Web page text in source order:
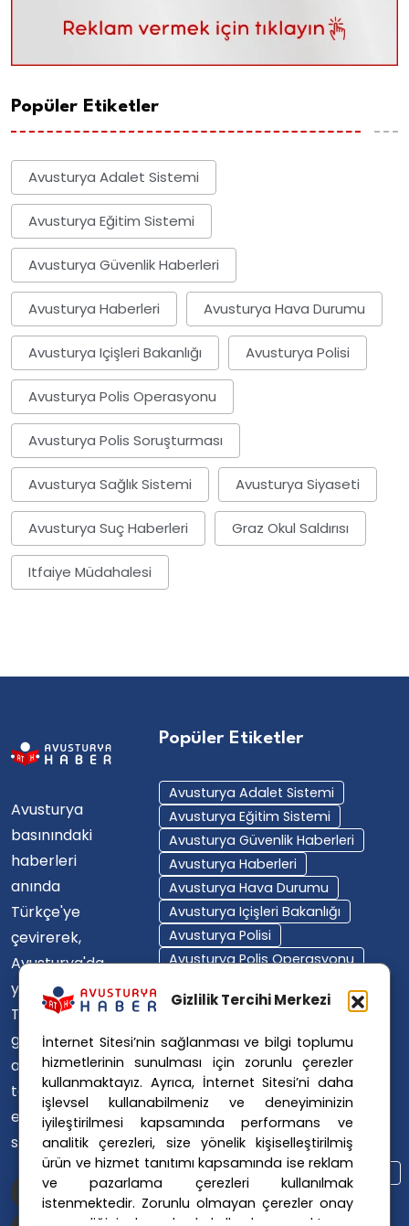
Gizlilik Tercihi Merkezi
İnternet Sitesi’nin sağlanması ve bilgi toplumu
hizmetlerinin sunulması için zorunlu çerezler
kullanmaktayız. Ayrıca, İnternet Sitesi’ni daha
işlevsel kullanabilmeniz ve deneyiminizin
iyileştirilmesi kapsamında performans ve
analitik çerezleri, size yönelik kişiselleştirilmiş
ürün ve hizmet tanıtımı kapsamında ise reklam
ve pazarlama çerezleri kullanılmak
istenmektedir. Zorunlu olmayan çerezler onay
Popüler Etiketler
Avusturya Adalet Sistemi
Avusturya Eğitim Sistemi
Avusturya Güvenlik Haberleri
Avusturya Haberleri Avusturya Hava Durumu
Avusturya Içişleri Bakanlığı Avusturya Polisi
Avusturya Polis Operasyonu
Avusturya Polis Soruşturması
Avusturya Sağlık Sistemi Avusturya Siyaseti
Avusturya Suç Haberleri Graz Okul Saldırısı
Itfaiye Müdahalesi
Avusturya
basınındaki
haberleri
anında
Türkçe'ye
çevirerek,
Avusturya'da
yaşayan
Türklerin ülke
gündemini
ana dillerinde
takip
etmelerini
sağlıyoruz.
Popüler Etiketler
Avusturya Adalet Sistemi
Avusturya Eğitim Sistemi
Avusturya Güvenlik Haberleri
Avusturya Haberleri
Avusturya Hava Durumu
Avusturya Içişleri Bakanlığı
Avusturya Polisi
Avusturya Polis Operasyonu
Avusturya Sağlık Sistemi
Avusturya Suç Haberleri
Avusturya Trafik Haberleri
Donald Trump
FPÖ
Graz Okul Saldırısı
Internet Dolandırıcılığı
Itfaiye Müdahalesi
Viyana Polisi
Viyana Suç Haberleri